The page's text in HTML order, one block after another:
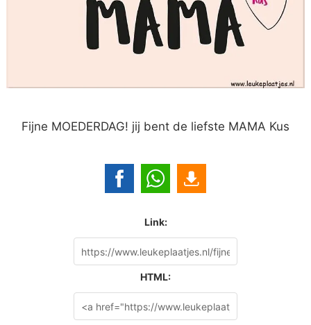
Fijne MOEDERDAG! jij bent de liefste MAMA Kus
Link:
HTML: